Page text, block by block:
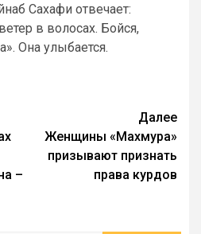
Сахафи отвечает:
в волосах. Бойся,
Она улыбается.
–
Далее
Женщины «Махмура»
призывают признать
права курдов